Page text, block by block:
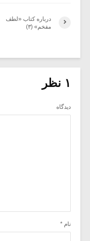
درباره کتاب «لطف
مفخم» (۳)
۱ نظر
دیدگاه
نام *